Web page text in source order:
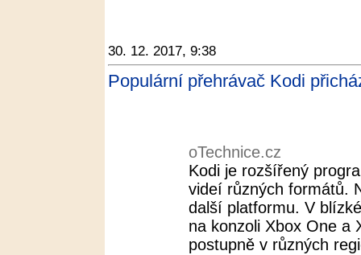
30. 12. 2017, 9:38
Populární přehrávač Kodi
oTechnice.cz
Kodi je rozšířený
videí různých formátů.
další platformu. V
na konzoli Xbox One a
postupně v různých